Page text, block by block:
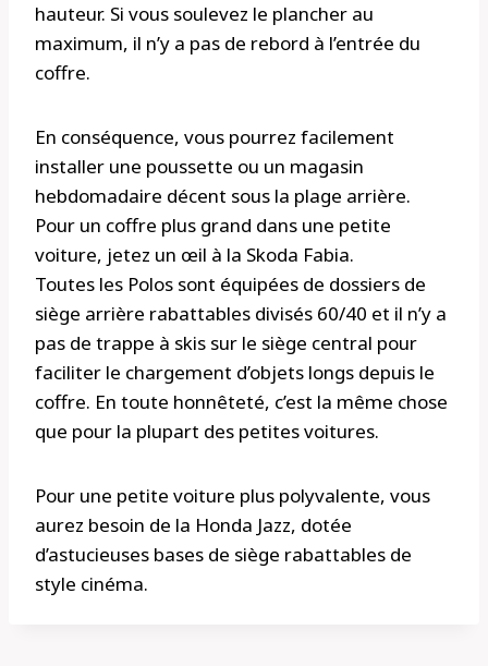
hauteur. Si vous soulevez le plancher au
maximum, il n’y a pas de rebord à l’entrée du
coffre.
En conséquence, vous pourrez facilement
installer une poussette ou un magasin
hebdomadaire décent sous la plage arrière.
Pour un coffre plus grand dans une petite
voiture, jetez un œil à la Skoda Fabia.
Toutes les Polos sont équipées de dossiers de
siège arrière rabattables divisés 60/40 et il n’y a
pas de trappe à skis sur le siège central pour
faciliter le chargement d’objets longs depuis le
coffre. En toute honnêteté, c’est la même chose
que pour la plupart des petites voitures.
Pour une petite voiture plus polyvalente, vous
aurez besoin de la Honda Jazz, dotée
d’astucieuses bases de siège rabattables de
style cinéma.